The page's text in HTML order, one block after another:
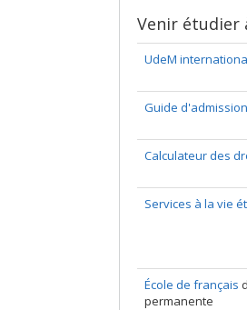
Venir étudier
UdeM
Guide d'admission
Calculateur des
Services à la vie
École de français
permanente